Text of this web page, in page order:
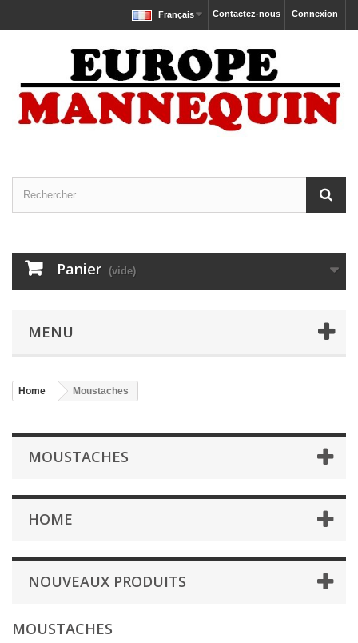
Connexion
Contactez-nous
Français
Panier (vide)
MENU
Home Moustaches
MOUSTACHES
HOME
NOUVEAUX PRODUITS
MOUSTACHES